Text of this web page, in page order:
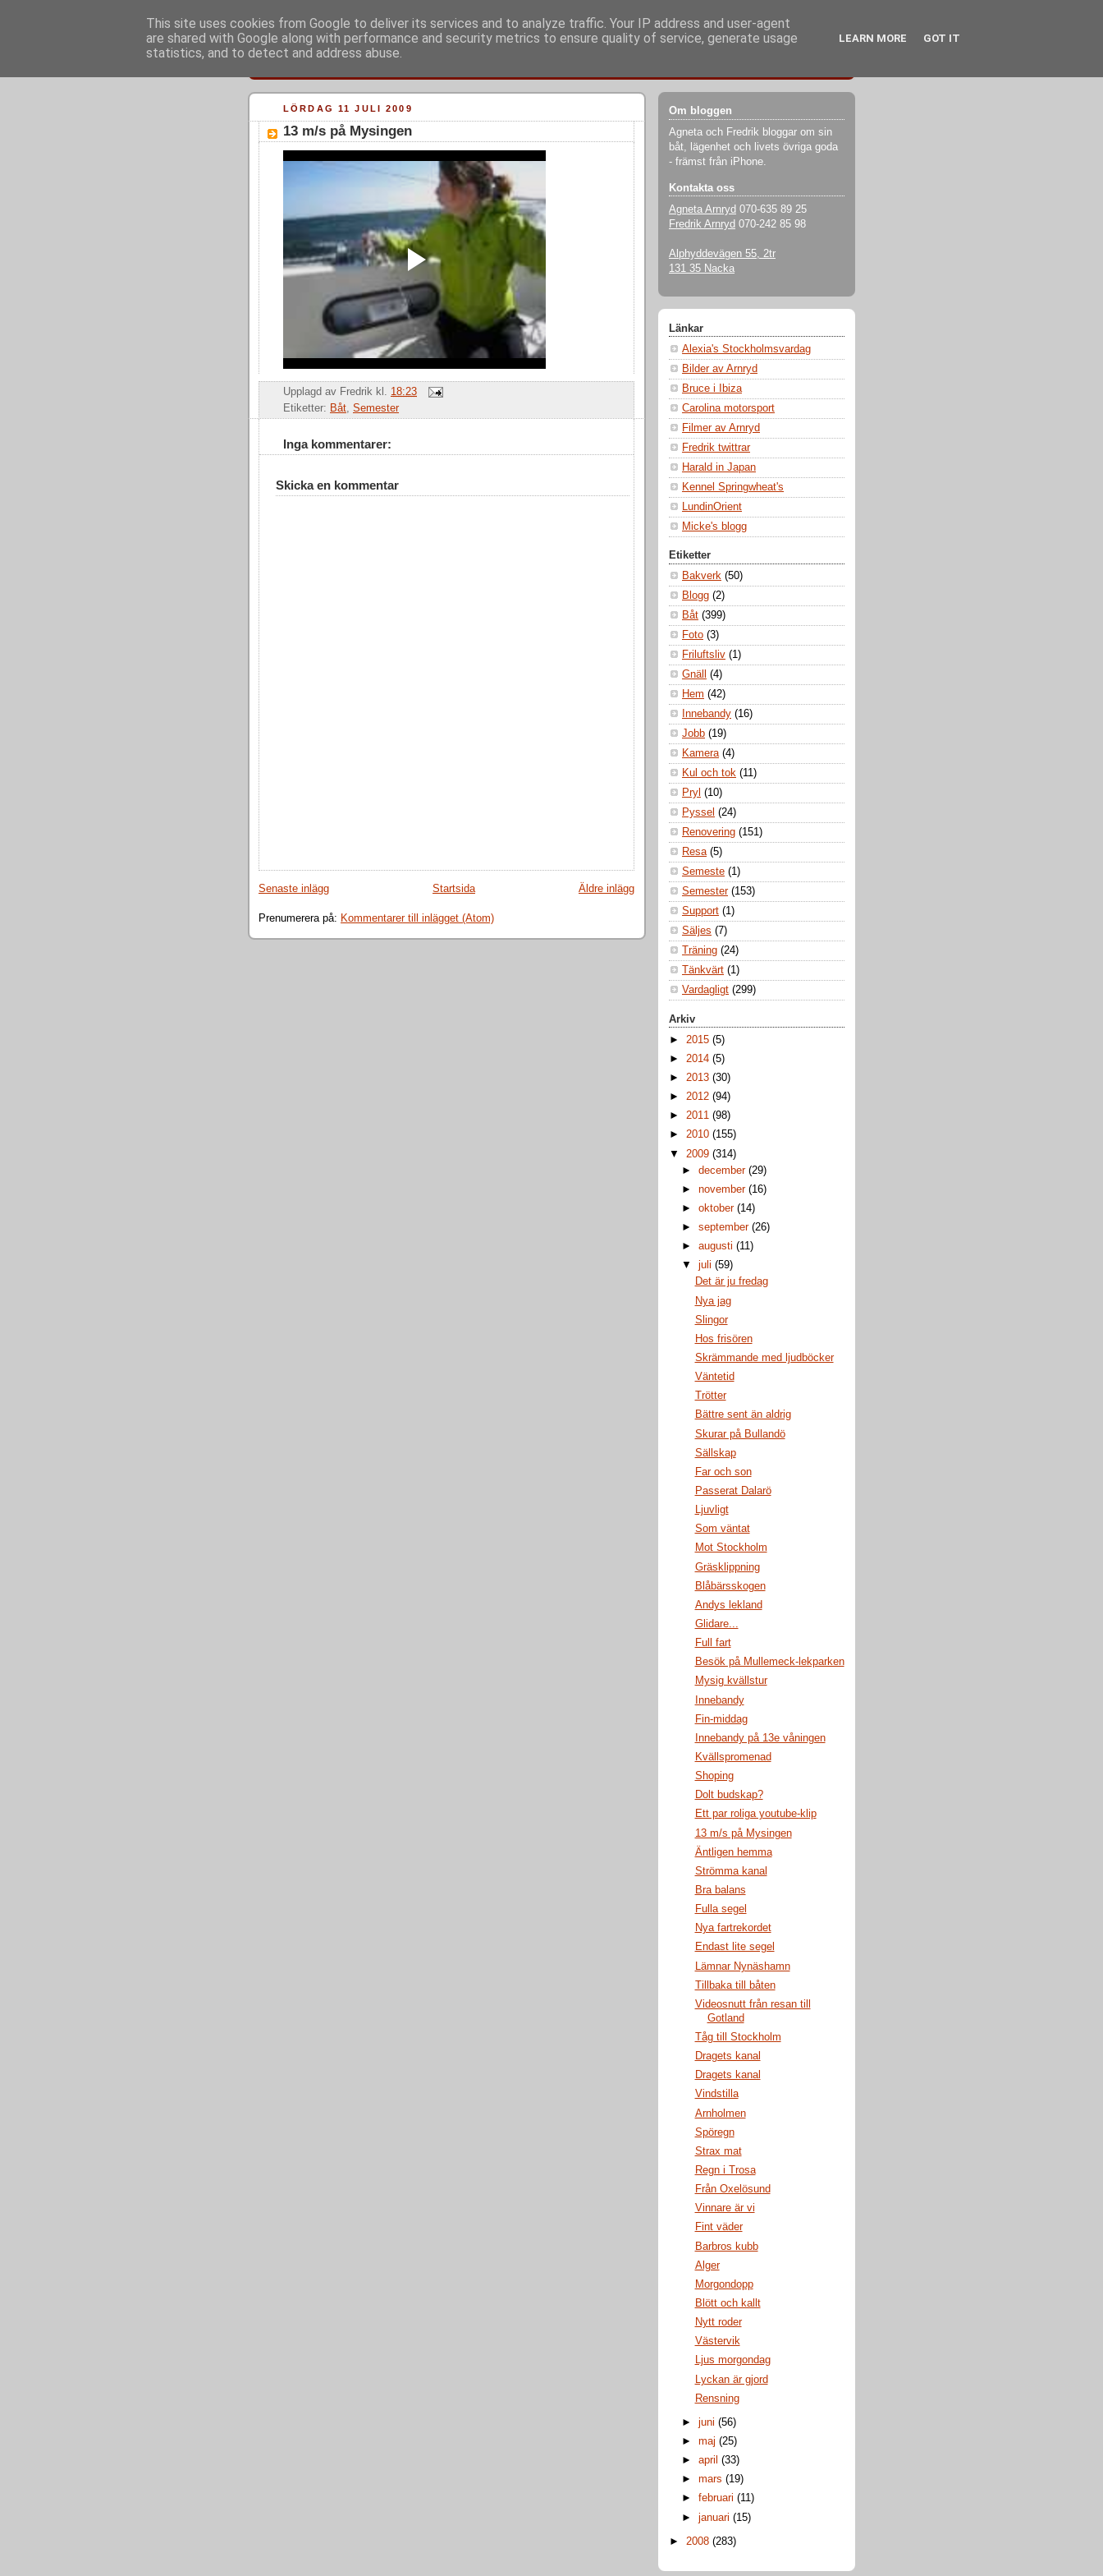
LÖRDAG 11 JULI 2009
13 m/s på Mysingen
Upplagd av Fredrik kl. 18:23
Etiketter: Båt, Semester
Inga kommentarer:
Skicka en kommentar
Senaste inlägg Äldre inlägg
Startsida
Prenumerera på: Kommentarer till inlägget (Atom)
Om bloggen
Agneta och Fredrik bloggar om sin
båt, lägenhet och livets övriga goda
- främst från iPhone.
Kontakta oss
Agneta Arnryd 070-635 89 25
Fredrik Arnryd 070-242 85 98
Alphyddevägen 55, 2tr
131 35 Nacka
Länkar
Alexia's Stockholmsvardag
Bilder av Arnryd
Bruce i Ibiza
Carolina motorsport
Filmer av Arnryd
Fredrik twittrar
Harald in Japan
Kennel Springwheat's
LundinOrient
Micke's blogg
Etiketter
Bakverk (50)
Blogg (2)
Båt (399)
Foto (3)
Friluftsliv (1)
Gnäll
(4)
Hem (42)
Innebandy (16)
Jobb (19)
Kamera (4)
Kul och tok (11)
Pryl (10)
Pyssel (24)
Renovering (151)
Resa (5)
Semeste (1)
Semester (153)
Support (1)
Säljes (7)
Träning (24)
Tänkvärt (1)
Vardagligt (299)
Arkiv
► 2015 (5)
► 2014 (5)
► 2013 (30)
► 2012 (94)
► 2011 (98)
► 2010 (155)
▼ 2009 (314)
►december(29)
►november(16)
►oktober(14)
►september(26)
►augusti(11)
▼juli(59)
Det är ju fredag
Nya jag
Slingor
Hos frisören
Skrämmande med ljudböcker
Väntetid
Trötter
Bättre sent än aldrig
Skurar på Bullandö
Sällskap
Far och son
Passerat Dalarö
Ljuvligt
Som väntat
Mot Stockholm
Gräsklippning
Blåbärsskogen
Andys lekland
Glidare...
Full fart
Besök på Mullemeck-lekparken
Mysig kvällstur
Innebandy
Fin-middag
Innebandy på 13e våningen
Kvällspromenad
Shoping
Dolt budskap?
Ett par roliga youtube-klip
13 m/s på Mysingen
Äntligen hemma
Strömma kanal
Bra balans
Fulla segel
Nya fartrekordet
Endast lite segel
Lämnar Nynäshamn
Tillbaka till båten
Videosnutt från resan till
Gotland
Tåg till Stockholm
Dragets kanal
Dragets kanal
Vindstilla
Arnholmen
Spöregn
Strax mat
Regn i Trosa
Från Oxelösund
Vinnare är vi
Fint väder
Barbros kubb
Alger
Morgondopp
Blött och kallt
Nytt roder
Västervik
Ljus morgondag
Lyckan är gjord
Rensning
►juni(56)
►maj(25)
►april(33)
►mars(19)
►februari(11)
►januari(15)
► 2008 (283)
This site uses cookies from Google to deliver its services and to analyze traffic. Your IP address and user-agent
are shared with Google along with performance and security metrics to ensure quality of service, generate usage
statistics, and to detect and address abuse.
LEARN MORE GOT IT